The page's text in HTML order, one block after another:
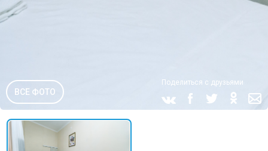
ВСЕ ФОТО
Поделиться с друзьями